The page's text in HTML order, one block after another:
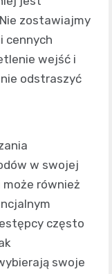
zostawiajmy
cennych
wejść i
odstraszyć
w swojej
może również
często
swoje